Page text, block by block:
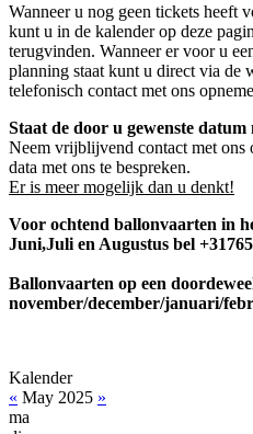
Wanneer u nog geen tickets heeft
kunt u in de kalender op deze
terugvinden. Wanneer er voor u
planning staat kunt u direct via de
telefonisch contact met ons
Staat de door u gewenste datum
Neem vrijblijvend contact met ons
data met ons te bespreken.
Er is meer mogelijk dan u denkt!
Voor ochtend ballonvaarten in
Juni,Juli en Augustus bel
Ballonvaarten op een
november/december/januari/
Kalender
« May 2025 »
ma